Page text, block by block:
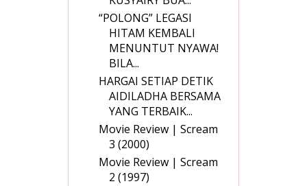
“POLONG” LEGASI
HITAM KEMBALI
MENUNTUT NYAWA!
BILA...
HARGAI SETIAP DETIK
AIDILADHA BERSAMA
YANG TERBAIK...
Movie Review | Scream
3 (2000)
Movie Review | Scream
2 (1997)